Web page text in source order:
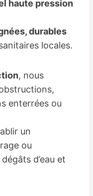
haute pression
durables
locales.
, nous
enterrées ou
un
ou
d’eau et